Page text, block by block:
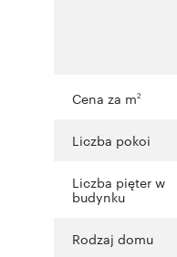
Cena za m2
Liczba pokoi
Liczba pięter w
budynku
Rodzaj domu